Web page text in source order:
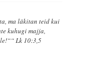
ma läkitan teid kui
kuhugi majja,
Lk 10:3,5